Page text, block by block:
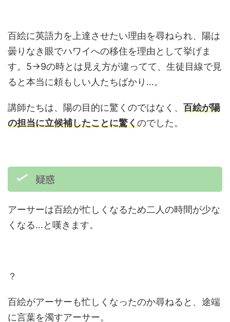
百絵に英語力を上達させたい理由を尋ねられ、陽は
曇りなき眼でハワイへの移住を理由として挙げま
す。5→9の時とは見え方が違ってて、生徒目線で見
ると本当に頼もしい人たちばかり…。
講師たちは、陽の目的に驚くのではなく、 百絵が陽
の担当に立候補したことに驚くのでした。
疑惑
アーサーは百絵が忙しくなるため二人の時間が少な
くなる…と嘆きます。
？
百絵がアーサーも忙しくなったのか尋ねると、途端
に言葉を濁すアーサー。